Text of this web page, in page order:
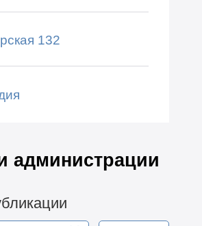
132
администрации